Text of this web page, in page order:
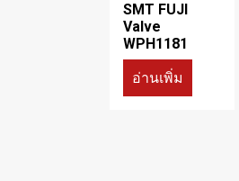
SMT FUJI
Valve
WPH1181
อ่านเพิ่ม